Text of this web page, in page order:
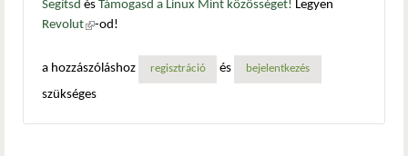
Segítsd és Támogasd a Linux Mint közösséget! Legyen
Revolut(külső hivatkozás)
-od!
a hozzászóláshoz regisztráció és bejelentkezés
szükséges